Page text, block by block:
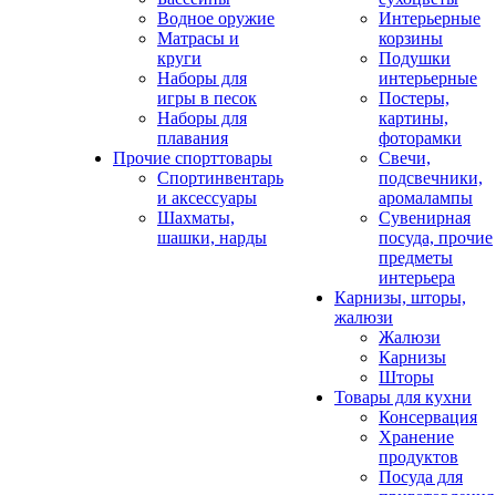
Водное оружие
Матрасы и
круги
Наборы для
игры в песок
Наборы для
плавания
Прочие спорттовары
Спортинвентарь
и аксессуары
Шахматы,
шашки, нарды
Интерьерные
корзины
Подушки
интерьерные
Постеры,
картины,
фоторамки
Свечи,
подсвечники,
аромалампы
Сувенирная
посуда, прочие
предметы
интерьера
Карнизы, шторы,
жалюзи
Жалюзи
Карнизы
Шторы
Товары для кухни
Консервация
Хранение
продуктов
Посуда для